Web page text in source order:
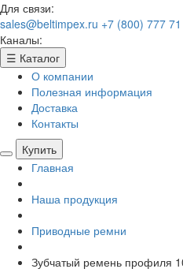
Для связи:
sales@beltimpex.ru +7 (800) 777
Каналы:
☰ Каталог
О компании
Полезная информация
Доставка
Контакты
Купить
Главная
Наша продукция
Приводные ремни
Зубчатый ремень профиля